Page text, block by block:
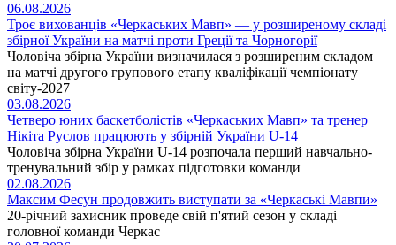
06.08.2026
Троє вихованців «Черкаських Мавп» — у розширеному складі
збірної України на матчі проти Греції та Чорногорії
Чоловіча збірна України визначилася з розширеним складом
на матчі другого групового етапу кваліфікації чемпіонату
світу-2027
03.08.2026
Четверо юних баскетболістів «Черкаських Мавп» та тренер
Нікіта Руслов працюють у збірній України U-14
Чоловіча збірна України U-14 розпочала перший навчально-
тренувальний збір у рамках підготовки команди
02.08.2026
Максим Фесун продовжить виступати за «Черкаські Мавпи»
20-річний захисник проведе свій п'ятий сезон у складі
головної команди Черкас